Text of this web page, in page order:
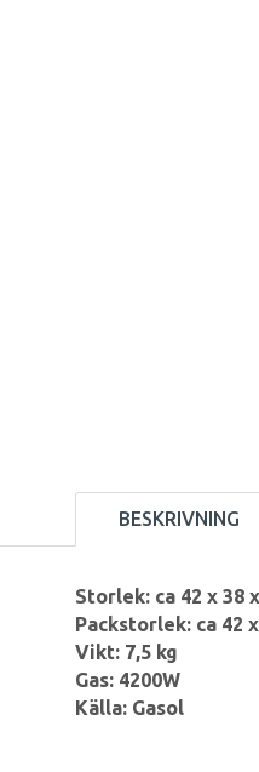
BESKRIVNING
Storlek: ca 42 x 38
Packstorlek: ca 42
Vikt: 7,5 kg
Gas: 4200W
Källa: Gasol